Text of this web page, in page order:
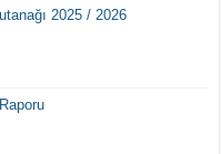
2025 / 2026